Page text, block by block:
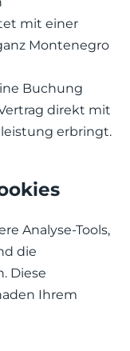
mit einer
Montenegro
Buchung
direkt mit
erbringt.
Analyse-Tools,
die
Diese
Ihrem